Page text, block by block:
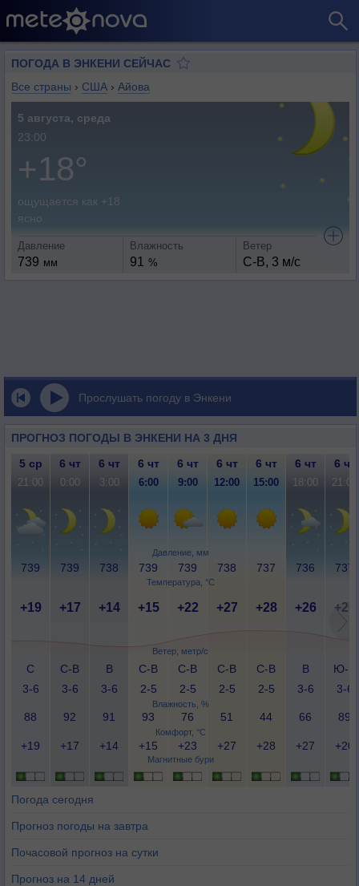
ПОГОДА В ЭНКЕНИ СЕЙЧАС
Все страны › США › Айова
5 августа, среда
23:00
+18°
ощущается как +18
ясно
Давление
739 мм
Влажность
91 %
Ветер
С-В, 3 м/с
Прослушать погоду в Энкени
ПРОГНОЗ ПОГОДЫ В ЭНКЕНИ НА 3 ДНЯ
Давление, мм
Температура, °C
Ветер, метр/с
Влажность, %
Комфорт, °C
Магнитные бури
5 ср 6 чт 6 чт 6 чт 6 чт 6 чт 6 чт 6 чт 6 чт
21:00 0:00 3:00 6:00 9:00 12:00 15:00 18:00 21:00
739 739 738 739 739 738 737 736 737
+19 +17 +14 +15 +22 +27 +28 +26 +20
С
3-6
С-В
3-6
В
3-6
С-В
2-5
С-В
2-5
С-В
2-5
С-В
2-5
В
3-6
Ю-В
3-6
88 92 91 93 76 51 44 66 89
+19 +17 +14 +15 +23 +27 +28 +27 +20
Погода сегодня
Прогноз погоды на завтра
Почасовой прогноз на сутки
Прогноз на 14 дней